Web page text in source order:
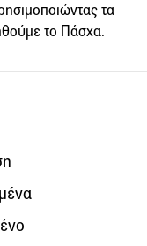
τα
το Πάσχα.